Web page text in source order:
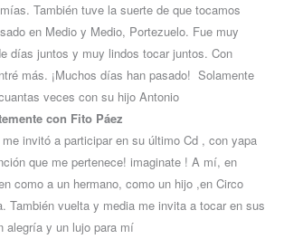
También tuve la suerte de que tocamos
en Medio y Medio, Portezuelo. Fue muy
días juntos y muy lindos tocar juntos. Con
más. ¡Muchos días han pasado! Solamente
veces con su hijo Antonio
con Fito Páez
invitó a participar en su último Cd , con yapa
que me pertenece! imaginate ! A mí, en
como a un hermano, como un hijo ,en Circo
También vuelta y media me invita a tocar en sus
y un lujo para mí